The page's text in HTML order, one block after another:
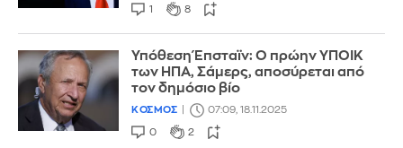
1 8
Υπόθεση Έπσταϊν: Ο πρώην ΥΠΟΙΚ
των ΗΠΑ, Σάμερς, αποσύρεται από
τον δημόσιο βίο
ΚΟΣΜΟΣ 07:09, 18.11.2025
0 2